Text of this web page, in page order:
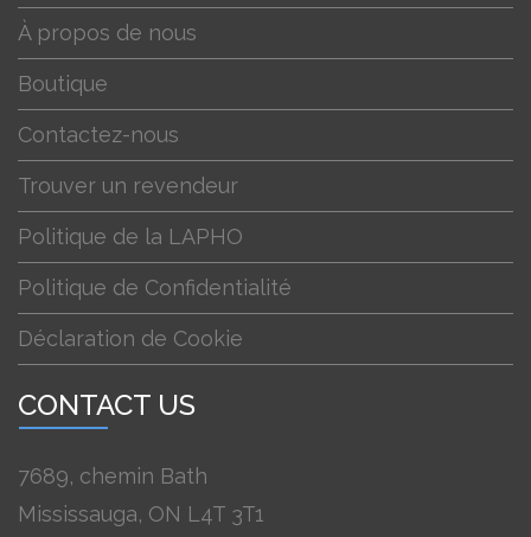
À propos de nous
Boutique
Contactez-nous
Trouver un revendeur
Politique de la LAPHO
Politique de Confidentialité
Déclaration de Cookie
CONTACT US
7689, chemin Bath
Mississauga, ON L4T 3T1